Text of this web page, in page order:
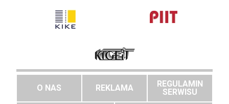
O NAS REKLAMA
REGULAMIN
SERWISU